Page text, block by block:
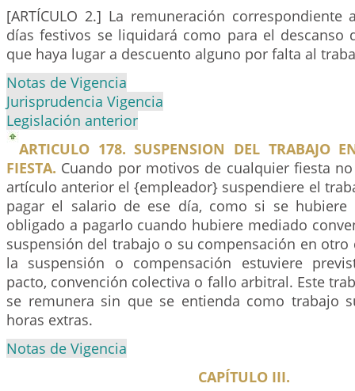
[ARTÍCULO 2.] La remuneración correspondiente
días festivos se liquidará como para el descanso
que haya lugar a descuento alguno por falta al
Notas de Vigencia
Jurisprudencia Vigencia
Legislación anterior
ARTICULO 178. SUSPENSION DEL TRABAJO
FIESTA. Cuando por motivos de cualquier fiesta
artículo anterior el {empleador} suspendiere el
pagar el salario de ese día, como si se hubiere
obligado a pagarlo cuando hubiere mediado
suspensión del trabajo o su compensación en
la suspensión o compensación estuviere
pacto, convención colectiva o fallo arbitral. Este
se remunera sin que se entienda como trabajo
horas extras.
Notas de Vigencia
CAPÍTULO III.